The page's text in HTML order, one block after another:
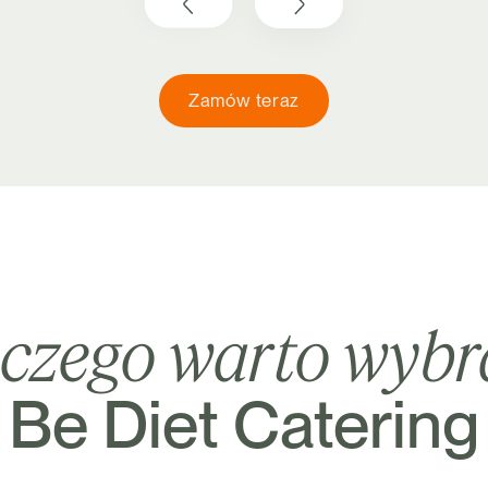
Zamów teraz
warto
Be Diet Catering